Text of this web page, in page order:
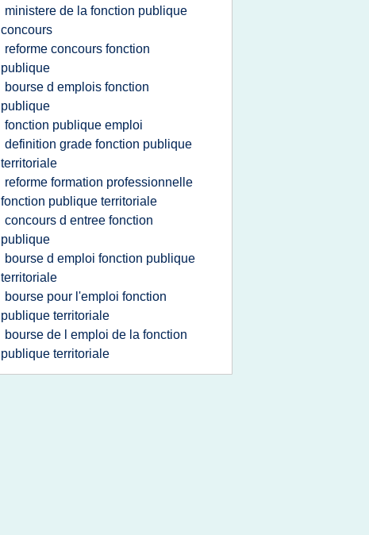
ministere de la fonction publique
concours
reforme concours fonction
publique
bourse d emplois fonction
publique
fonction publique emploi
definition grade fonction publique
territoriale
reforme formation professionnelle
fonction publique territoriale
concours d entree fonction
publique
bourse d emploi fonction publique
territoriale
bourse pour l'emploi fonction
publique territoriale
bourse de l emploi de la fonction
publique territoriale